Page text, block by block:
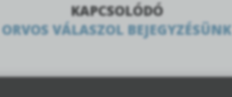
KAPCSOLÓDÓ
ORVOS VÁLASZOL BEJEGYZÉSÜNK